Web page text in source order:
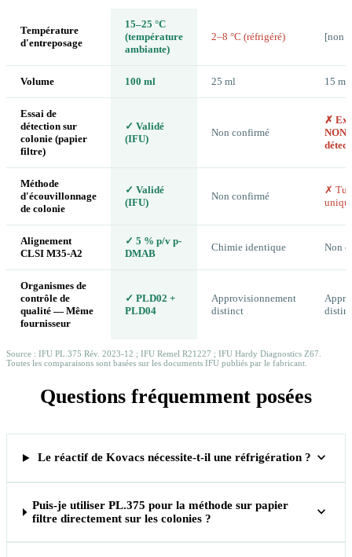
Température
d'entreposage
15–25 °C
(température
ambiante)
2–8 °C (réfrigéré) [non
Volume 100 ml 25 ml 15 ml
Essai de
détection sur
colonie (papier
filtre)
✓ Validé
(IFU)
Non confirmé
✗
NON
Méthode
d'écouvillonnage
de colonie
✓ Validé
(IFU)
Non confirmé
✗
Alignement
CLSI M35-A2
✓ 5 % p/v p-
DMAB
Chimie identique Non
Organismes de
contrôle de
qualité — Même
fournisseur
✓ PLD02 +
PLD04
Approvisionnement
distinct
Source : IFU PL.375 Rév. 2023-12 ; IFU Remel R21227 ; IFU Hardy Diagnostics Z67.
Toutes les comparaisons sont basées sur les documents IFU publiés par le fabricant.
Questions fréquemment posées
Le réactif de Kovacs nécessite-t-il une réfrigération ? expand_more
Puis-je utiliser PL.375 pour la méthode sur papier
filtre directement sur les colonies ?
expand_more